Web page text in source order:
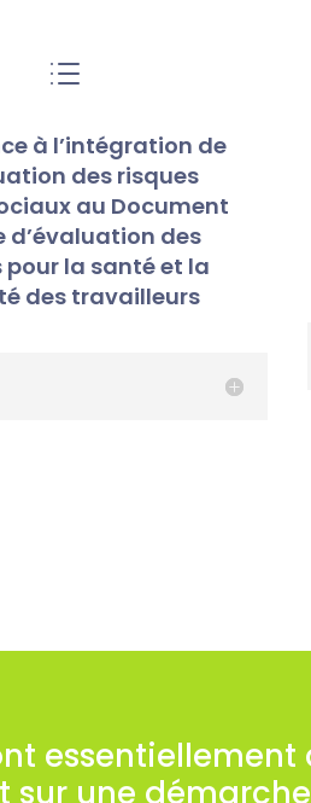
d
à l’intégration de
des risques
au Document
d’évaluation des
pour la santé et la
des travailleurs
essentiellement
une